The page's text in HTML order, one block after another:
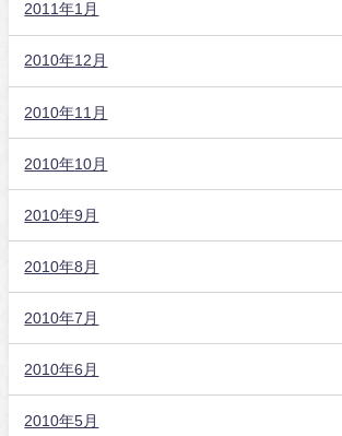
2011年1月
2010年12月
2010年11月
2010年10月
2010年9月
2010年8月
2010年7月
2010年6月
2010年5月